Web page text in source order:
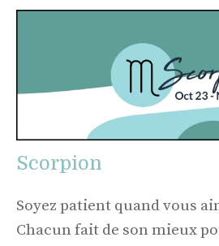
Scorpion
Soyez patient quand vous
Chacun fait de son mieux